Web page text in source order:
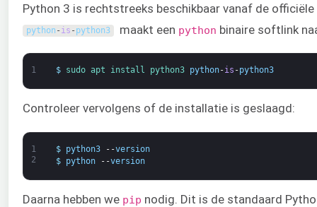
Python 3 is rechtstreeks beschikbaar vanaf de
python - is - python3 maakt een python binaire softlink
1 $ sudo apt install python3 python-is -python3
Controleer vervolgens of de installatie is geslaagd:
1
2
$ python3 --version
$
python --version
Daarna hebben we pip nodig. Dit is de standaard